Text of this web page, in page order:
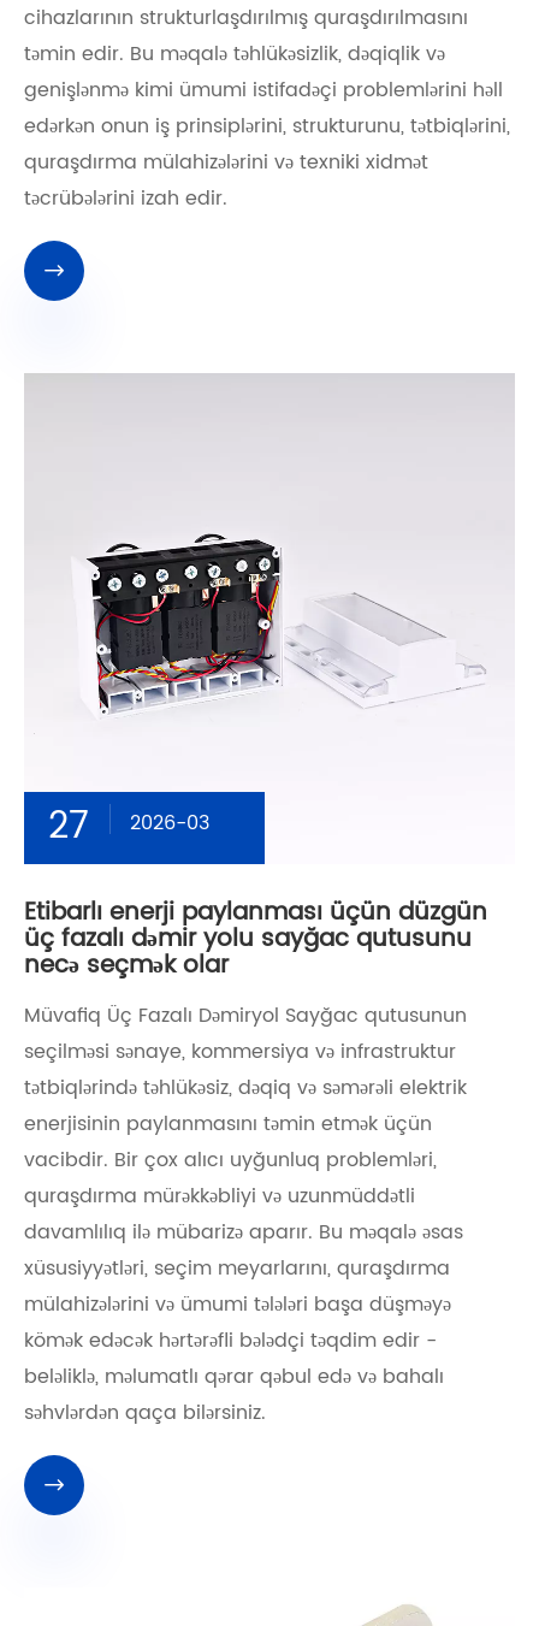
cihazlarının strukturlaşdırılmış quraşdırılmasını
təmin edir. Bu məqalə təhlükəsizlik, dəqiqlik və
genişlənmə kimi ümumi istifadəçi problemlərini həll
edərkən onun iş prinsiplərini, strukturunu, tətbiqlərini,
quraşdırma mülahizələrini və texniki xidmət
təcrübələrini izah edir.

27 2026-03
Etibarlı enerji paylanması üçün düzgün
üç fazalı dəmir yolu sayğac qutusunu
necə seçmək olar
Müvafiq Üç Fazalı Dəmiryol Sayğac qutusunun
seçilməsi sənaye, kommersiya və infrastruktur
tətbiqlərində təhlükəsiz, dəqiq və səmərəli elektrik
enerjisinin paylanmasını təmin etmək üçün
vacibdir. Bir çox alıcı uyğunluq problemləri,
quraşdırma mürəkkəbliyi və uzunmüddətli
davamlılıq ilə mübarizə aparır. Bu məqalə əsas
xüsusiyyətləri, seçim meyarlarını, quraşdırma
mülahizələrini və ümumi tələləri başa düşməyə
kömək edəcək hərtərəfli bələdçi təqdim edir -
beləliklə, məlumatlı qərar qəbul edə və bahalı
səhvlərdən qaça bilərsiniz.
